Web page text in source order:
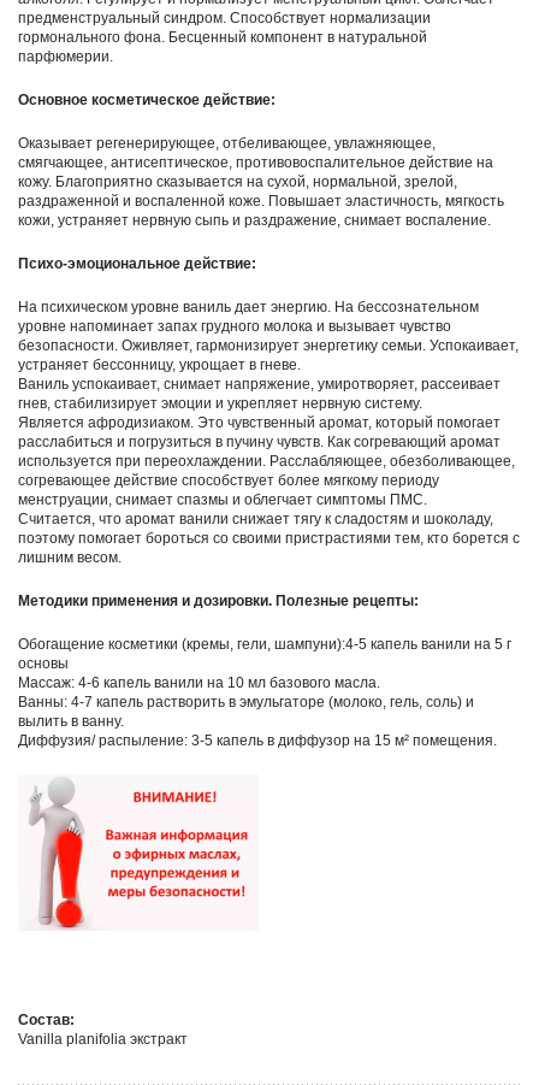
предменструальный синдром. Способствует нормализации
гормонального фона. Бесценный компонент в натуральной
парфюмерии.
Основное косметическое действие:
Оказывает регенерирующее, отбеливающее, увлажняющее,
смягчающее, антисептическое, противовоспалительное действие на
кожу. Благоприятно сказывается на сухой, нормальной, зрелой,
раздраженной и воспаленной коже. Повышает эластичность, мягкость
кожи, устраняет нервную сыпь и раздражение, снимает воспаление.
Психо-эмоциональное действие:
На психическом уровне ваниль дает энергию. На бессознательном
уровне напоминает запах грудного молока и вызывает чувство
безопасности. Оживляет, гармонизирует энергетику семьи. Успокаивает,
устраняет бессонницу, укрощает в гневе.
Ваниль успокаивает, снимает напряжение, умиротворяет, рассеивает
гнев, стабилизирует эмоции и укрепляет нервную систему.
Является афродизиаком. Это чувственный аромат, который помогает
расслабиться и погрузиться в пучину чувств. Как согревающий аромат
используется при переохлаждении. Расслабляющее, обезболивающее,
согревающее действие способствует более мягкому периоду
менструации, снимает спазмы и облегчает симптомы ПМС.
Считается, что аромат ванили снижает тягу к сладостям и шоколаду,
поэтому помогает бороться со своими пристрастиями тем, кто борется с
лишним весом.
Методики применения и дозировки. Полезные рецепты:
Обогащение косметики (кремы, гели, шампуни):4-5 капель ванили на 5 г
основы
Массаж: 4-6 капель ванили на 10 мл базового масла.
Ванны: 4-7 капель растворить в эмульгаторе (молоко, гель, соль) и
вылить в ванну.
Диффузия/ распыление: 3-5 капель в диффузор на 15 м² помещения.
Состав:
Vanilla planifolia экстракт